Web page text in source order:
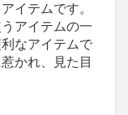
イテムです。
アイテムの一
なアイテムで
かれ、見た目